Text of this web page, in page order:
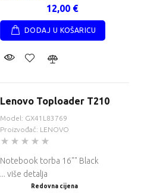
12,00 €
DODAJ U KOŠARICU
Lenovo Toploader T210
Model: GX41L83769
Proizvođač: LENOVO
Notebook torba 16"" Black
... više detalja
Redovna cijena